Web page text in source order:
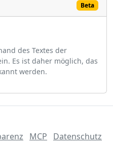
Beta
des Textes der
Es ist daher möglich, das
werden.
MCP
Datenschutz